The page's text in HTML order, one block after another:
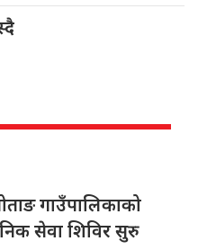
गाउँपालिकाको
सेवा शिविर सुरु